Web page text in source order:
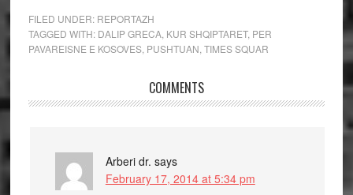
FILED UNDER: REPORTAZH
TAGGED WITH: DALIP GRECA, KUR SHQIPTARET, PER
PAVAREISNE E KOSOVES, PUSHTUAN TIMES SQUAR
COMMENTS
Arberi dr. says
February 17, 2014 at 5:34 pm